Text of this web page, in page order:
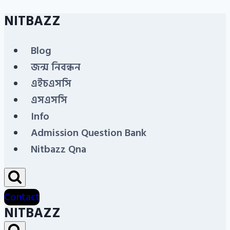
Skip
content
NITBAZZ
Blog
জন্ম নিবন্ধন
এইচএসসি
এসএসসি
Info
Admission Question Bank
Nitbazz Qna
Contact
NITBAZZ